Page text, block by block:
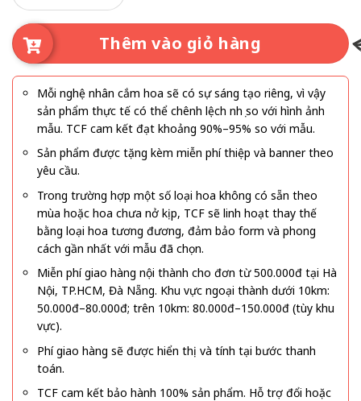
Thêm vào giỏ hàng
Mỗi nghệ nhân cắm hoa sẽ có sự sáng tạo riêng, vì vậy
sản phẩm thực tế có thể chênh lệch nhẹ so với hình ảnh
mẫu. TCF cam kết đạt khoảng 90%–95% so với mẫu.
Sản phẩm được tặng kèm miễn phí thiệp và banner theo
yêu cầu.
Trong trường hợp một số loại hoa không có sẵn theo
mùa hoặc hoa chưa nở kịp, TCF sẽ linh hoạt thay thế
bằng loại hoa tương đương, đảm bảo form và phong
cách gần nhất với mẫu đã chọn.
Miễn phí giao hàng nội thành cho đơn từ 500.000đ tại Hà
Nội, TP.HCM, Đà Nẵng. Khu vực ngoại thành dưới 10km:
50.000đ–80.000đ; trên 10km: 80.000đ–150.000đ (tùy khu
vực).
Phí giao hàng sẽ được hiển thị và tính tại bước thanh
toán.
TCF cam kết bảo hành 100% sản phẩm. Hỗ trợ đổi hoặc